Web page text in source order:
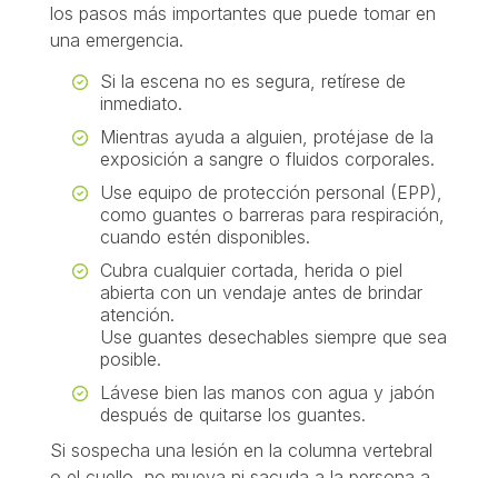
los pasos más importantes que puede tomar en
una emergencia.
Si la escena no es segura, retírese de
inmediato.
Mientras ayuda a alguien, protéjase de la
exposición a sangre o fluidos corporales.
Use equipo de protección personal (EPP),
como guantes o barreras para respiración,
cuando estén disponibles.
Cubra cualquier cortada, herida o piel
abierta con un vendaje antes de brindar
atención.
Use guantes desechables siempre que sea
posible.
Lávese bien las manos con agua y jabón
después de quitarse los guantes.
Si sospecha una lesión en la columna vertebral